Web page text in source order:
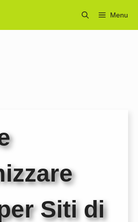
Menu
Siti di